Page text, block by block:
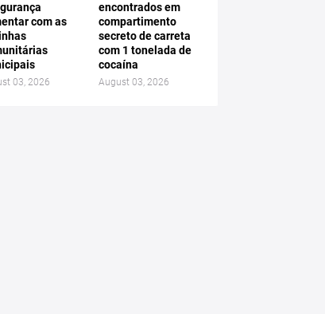
com as
03, 2026
encontrados em
compartimento
secreto de carreta
com 1 tonelada de
cocaína
August 03, 2026